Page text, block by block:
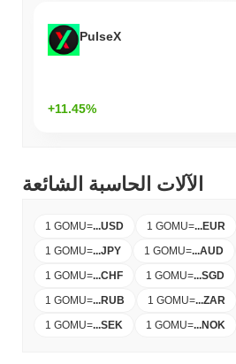
PulseX
+11.45%
الآلات الحاسبة الشائعة
1 GOMU=...USD 1 GOMU=...EUR
1 GOMU=...JPY 1 GOMU=...AUD
1 GOMU=...CHF 1 GOMU=...SGD
1 GOMU=...RUB 1 GOMU=...ZAR
1 GOMU=...SEK 1 GOMU=...NOK